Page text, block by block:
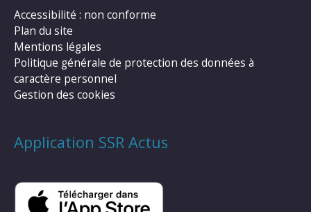
Accessibilité : non conforme
Plan du site
Mentions légales
Politique générale de protection des données à
caractère personnel
Gestion des cookies
Application SSR Actus